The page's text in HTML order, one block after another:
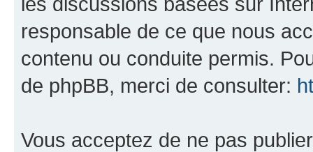
responsable de ce que nous
contenu ou conduite permis.
de phpBB, merci de consulter:
Vous acceptez de ne pas